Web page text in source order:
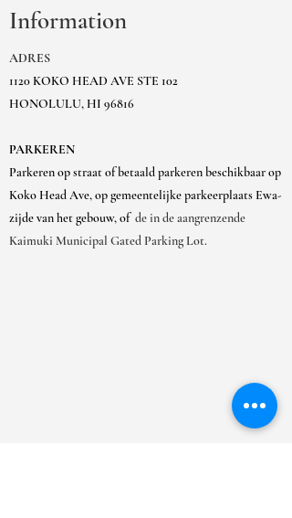
Information
ADRES
1120 KOKO HEAD AVE STE 102
HONOLULU, HI 96816
PARKEREN
Parkeren op straat of betaald parkeren beschikbaar op
Koko Head Ave, op gemeentelijke parkeerplaats Ewa-
zijde van het gebouw, of de in de aangrenzende
Kaimuki Municipal Gated Parking Lot.